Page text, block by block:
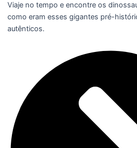
Viaje no tempo e encontre os
como eram esses gigantes pré-
autênticos.